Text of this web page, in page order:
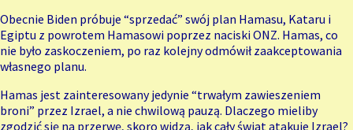
Obecnie Biden próbuje “sprzedać” swój plan Hamasu, Kataru i
Egiptu z powrotem Hamasowi poprzez naciski ONZ. Hamas, co
nie było zaskoczeniem, po raz kolejny odmówił zaakceptowania
własnego planu.
Hamas jest zainteresowany jedynie “trwałym zawieszeniem
broni” przez Izrael, a nie chwilową pauzą. Dlaczego mieliby
zgodzić się na przerwę, skoro widzą, jak cały świat atakuje Izrael?